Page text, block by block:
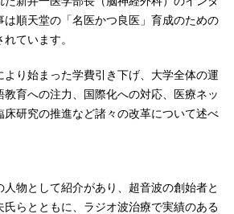
は順天堂の「名医かつ良医」育成のための
ています。
り始まった学費引き下げ、大学全体の運
育への注力、国際化への対応、医療ネッ
床研究の推進など諸々の改革について述べ
人物として紹介があり、超音波の創始者と
氏らとともに、ラジオ波治療で実績のある